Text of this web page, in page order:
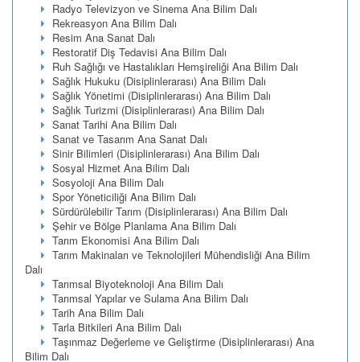
Radyo Televizyon ve Sinema Ana Bilim Dalı
Rekreasyon Ana Bilim Dalı
Resim Ana Sanat Dalı
Restoratif Diş Tedavisi Ana Bilim Dalı
Ruh Sağlığı ve Hastalıkları Hemşireliği Ana Bilim Dalı
Sağlık Hukuku (Disiplinlerarası) Ana Bilim Dalı
Sağlık Yönetimi (Disiplinlerarası) Ana Bilim Dalı
Sağlık Turizmi (Disiplinlerarası) Ana Bilim Dalı
Sanat Tarihi Ana Bilim Dalı
Sanat ve Tasarım Ana Sanat Dalı
Sinir Bilimleri (Disiplinlerarası) Ana Bilim Dalı
Sosyal Hizmet Ana Bilim Dalı
Sosyoloji Ana Bilim Dalı
Spor Yöneticiliği Ana Bilim Dalı
Sürdürülebilir Tarım (Disiplinlerarası) Ana Bilim Dalı
Şehir ve Bölge Planlama Ana Bilim Dalı
Tarım Ekonomisi Ana Bilim Dalı
Tarım Makinaları ve Teknolojileri Mühendisliği Ana Bilim
Dalı
Tarımsal Biyoteknoloji Ana Bilim Dalı
Tarımsal Yapılar ve Sulama Ana Bilim Dalı
Tarih Ana Bilim Dalı
Tarla Bitkileri Ana Bilim Dalı
Taşınmaz Değerleme ve Geliştirme (Disiplinlerarası) Ana
Bilim Dalı